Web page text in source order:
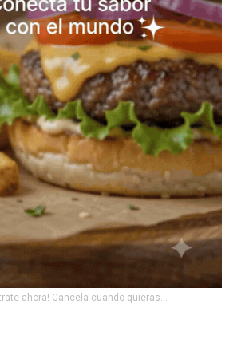
ahora! Cancela cuando quieras...